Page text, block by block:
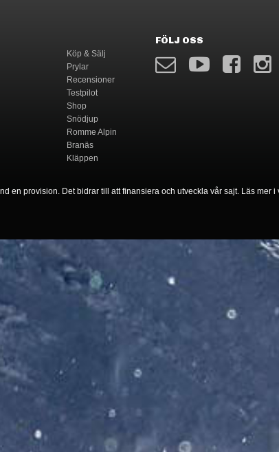
Köp & Sälj
Prylar
Recensioner
Testpilot
Shop
Snödjup
Romme Alpin
Branäs
Kläppen
FÖLJ OSS
en provision. Det bidrar till att finansiera och utveckla vår sajt. Läs mer i